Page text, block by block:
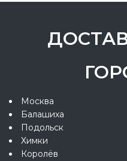
Москва
Балашиха
Подольск
Химки
Королёв